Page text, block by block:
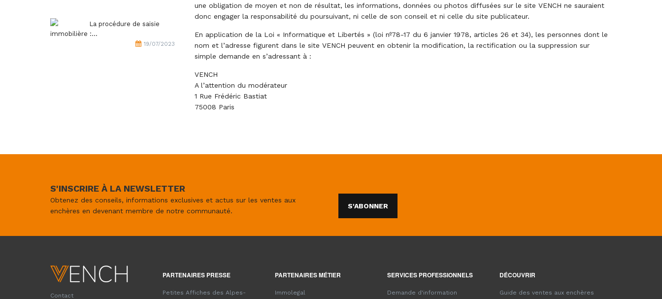
La procédure de saisie
immobilière :...
19/07/2023
une obligation de moyen et non de résultat, les informations, données ou photos diffusées sur le site VENCH ne sauraient
donc engager la responsabilité du poursuivant, ni celle de son conseil et ni celle du site publicateur.
En application de la Loi « Informatique et Libertés » (loi nº78-17 du 6 janvier 1978, articles 26 et 34), les personnes dont le
nom et l’adresse figurent dans le site VENCH peuvent en obtenir la modification, la rectification ou la suppression sur
simple demande en s’adressant à :
VENCH
A l’attention du modérateur
1 Rue Frédéric Bastiat
75008 Paris
S'INSCRIRE À LA NEWSLETTER
Obtenez des conseils, informations exclusives et actus sur les ventes aux
enchères en devenant membre de notre communauté.
S'ABONNER
Contact
PARTENAIRES PRESSE
Petites Affiches des Alpes-
PARTENAIRES MÉTIER
Immolegal
SERVICES PROFESSIONNELS
Demande d'information
DÉCOUVRIR
Guide des ventes aux enchères